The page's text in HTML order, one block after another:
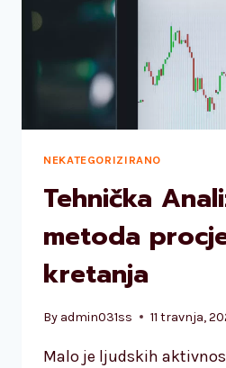
NEKATEGORIZIRANO
Tehnička
metoda
kretanja
By admin031ss 11 travnja,
Malo je ljudskih